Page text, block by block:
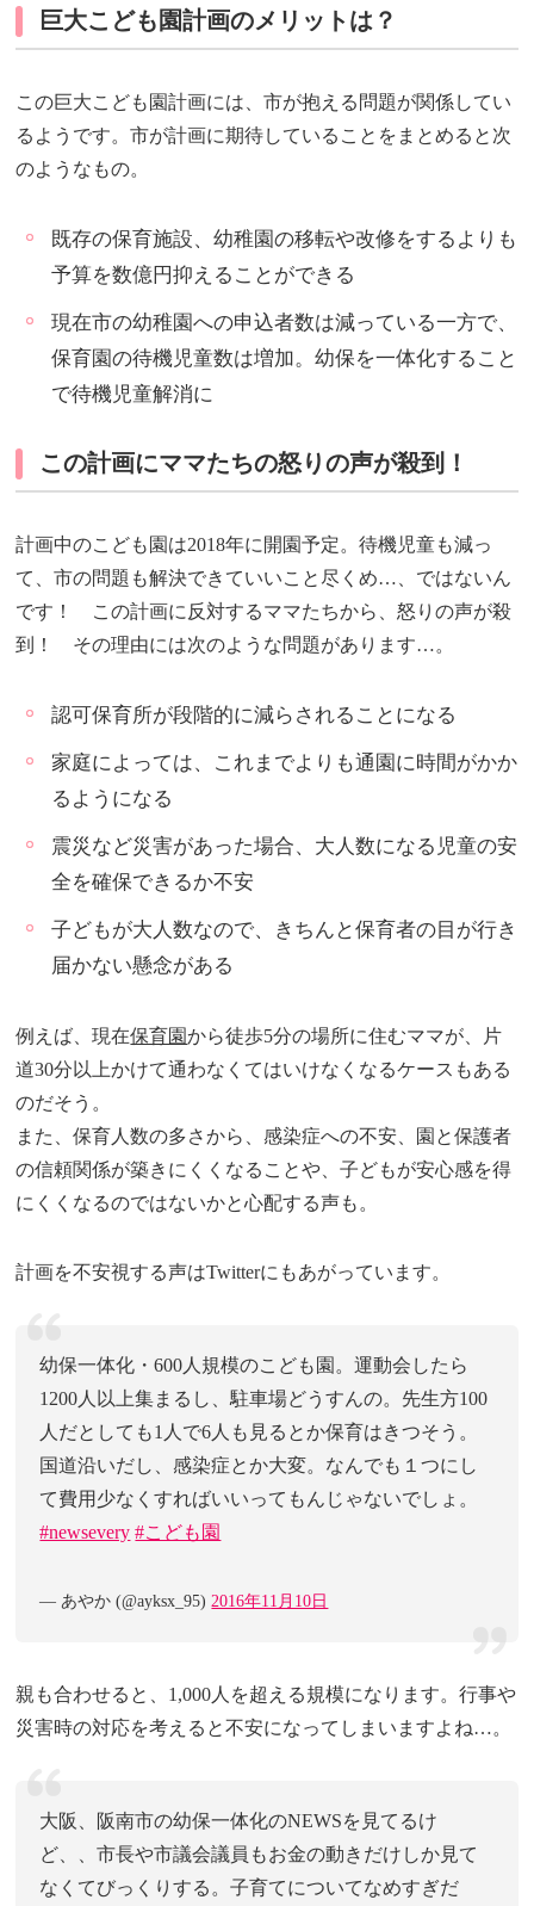
巨大こども園計画のメリットは？
この巨大こども園計画には、市が抱える問題が関係してい
るようです。市が計画に期待していることをまとめると次
のようなもの。
既存の保育施設、幼稚園の移転や改修をするよりも
予算を数億円抑えることができる
現在市の幼稚園への申込者数は減っている一方で、
保育園の待機児童数は増加。幼保を一体化すること
で待機児童解消に
この計画にママたちの怒りの声が殺到！
計画中のこども園は2018年に開園予定。待機児童も減っ
て、市の問題も解決できていいこと尽くめ…、ではないん
です！ この計画に反対するママたちから、怒りの声が殺
到！ その理由には次のような問題があります…。
認可保育所が段階的に減らされることになる
家庭によっては、これまでよりも通園に時間がかか
るようになる
震災など災害があった場合、大人数になる児童の安
全を確保できるか不安
子どもが大人数なので、きちんと保育者の目が行き
届かない懸念がある
例えば、現在保育園から徒歩5分の場所に住むママが、片
道30分以上かけて通わなくてはいけなくなるケースもある
のだそう。
また、保育人数の多さから、感染症への不安、園と保護者
の信頼関係が築きにくくなることや、子どもが安心感を得
にくくなるのではないかと心配する声も。
計画を不安視する声はTwitterにもあがっています。
幼保一体化・600人規模のこども園。運動会したら
1200人以上集まるし、駐車場どうすんの。先生方100
人だとしても1人で6人も見るとか保育はきつそう。
国道沿いだし、感染症とか大変。なんでも１つにし
て費用少なくすればいいってもんじゃないでしょ。
#newsevery #こども園
— あやか (@ayksx_95)2016年11月10日
親も合わせると、1,000人を超える規模になります。行事や
災害時の対応を考えると不安になってしまいますよね…。
大阪、阪南市の幼保一体化のNEWSを見てるけ
ど、、市長や市議会議員もお金の動きだけしか見て
なくてびっくりする。子育てについてなめすぎだ